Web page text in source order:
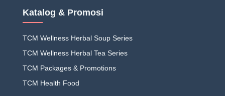
Katalog & Promosi
TCM Wellness Herbal Soup Series
TCM Wellness Herbal Tea Series
TCM Packages & Promotions
TCM Health Food